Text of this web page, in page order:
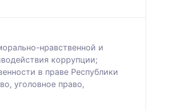
нравственной и
коррупции;
в праве Республики
уголовное право,